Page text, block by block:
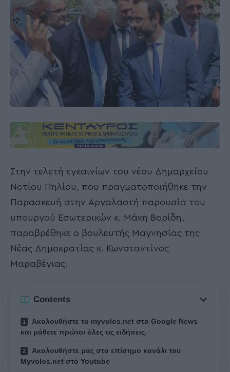
Στην τελετή εγκαινίων του νέου Δημαρχείου
Νοτίου Πηλίου, που πραγματοποιήθηκε την
Παρασκευή στην Αργαλαστή παρουσία του
υπουργού Εσωτερικών κ. Μάκη Βορίδη,
παραβρέθηκε ο βουλευτής Μαγνησίας της
Νέας Δημοκρατίας κ. Κωνσταντίνος
Μαραβέγιας.
Contents
Ακολουθήστε το myvolos.net στο Google News
και μάθετε πρώτοι όλες τις ειδήσεις.
Ακολουθήστε μας στο επίσημο κανάλι του
Myvolos.net στο Youtube